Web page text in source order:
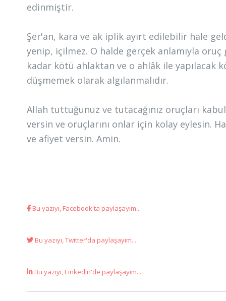
edinmiştir.
Şer'an, kara ve ak iplik ayırt edilebilir hale
yenip, içilmez. O halde gerçek anlamıyla
kadar kötü ahlaktan ve o ahlâk ile yapılacak
düşmemek olarak algılanmalıdır.
Allah tuttuğunuz ve tutacağınız oruçları
versin ve oruçlarını onlar için kolay eylesin.
ve afiyet versin. Amin.
Bu yazıyı, Facebook'ta paylaşayım...
Bu yazıyı, Twitter'da paylaşayım...
Bu yazıyı, LinkedIn'de paylaşayım...